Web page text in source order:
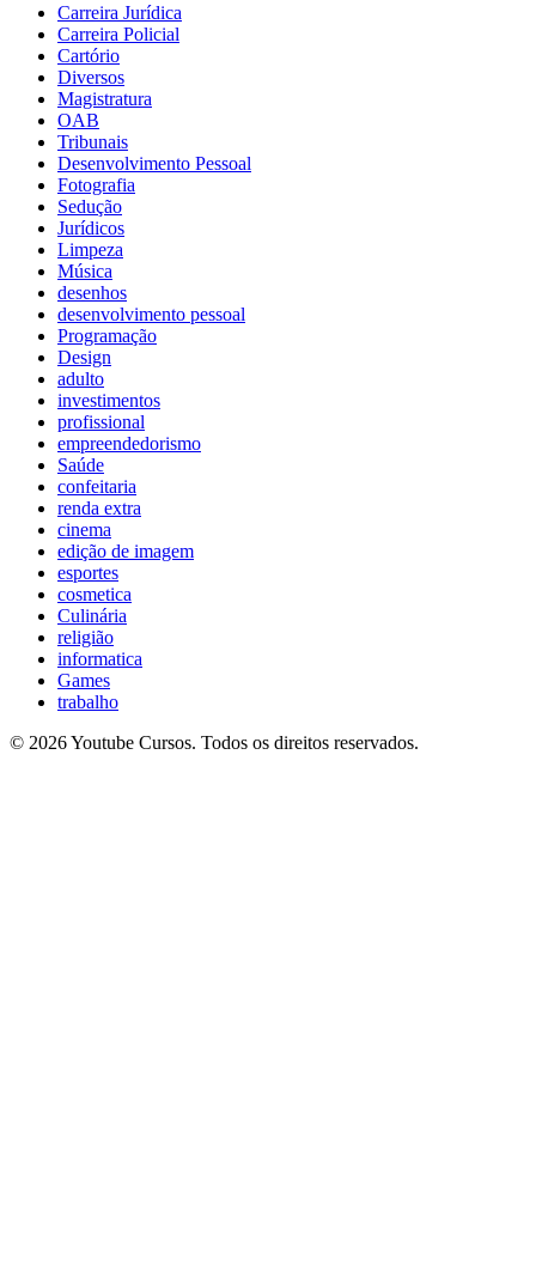
Carreira Jurídica
Carreira Policial
Cartório
Diversos
Magistratura
OAB
Tribunais
Desenvolvimento Pessoal
Fotografia
Sedução
Jurídicos
Limpeza
Música
desenhos
desenvolvimento pessoal
Programação
Design
adulto
investimentos
profissional
empreendedorismo
Saúde
confeitaria
renda extra
cinema
edição de imagem
esportes
cosmetica
Culinária
religião
informatica
Games
trabalho
© 2026 Youtube Cursos. Todos os direitos reservados.